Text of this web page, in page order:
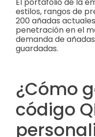
estilos, rangos de
200 añadas
penetración en el
demanda de
guardadas.
¿Cómo
código